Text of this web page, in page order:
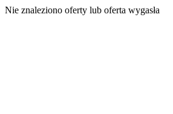
Nie znaleziono oferty lub oferta wygasła